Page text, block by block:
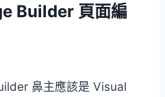
Builder 頁面編
鼻主應該是 Visual